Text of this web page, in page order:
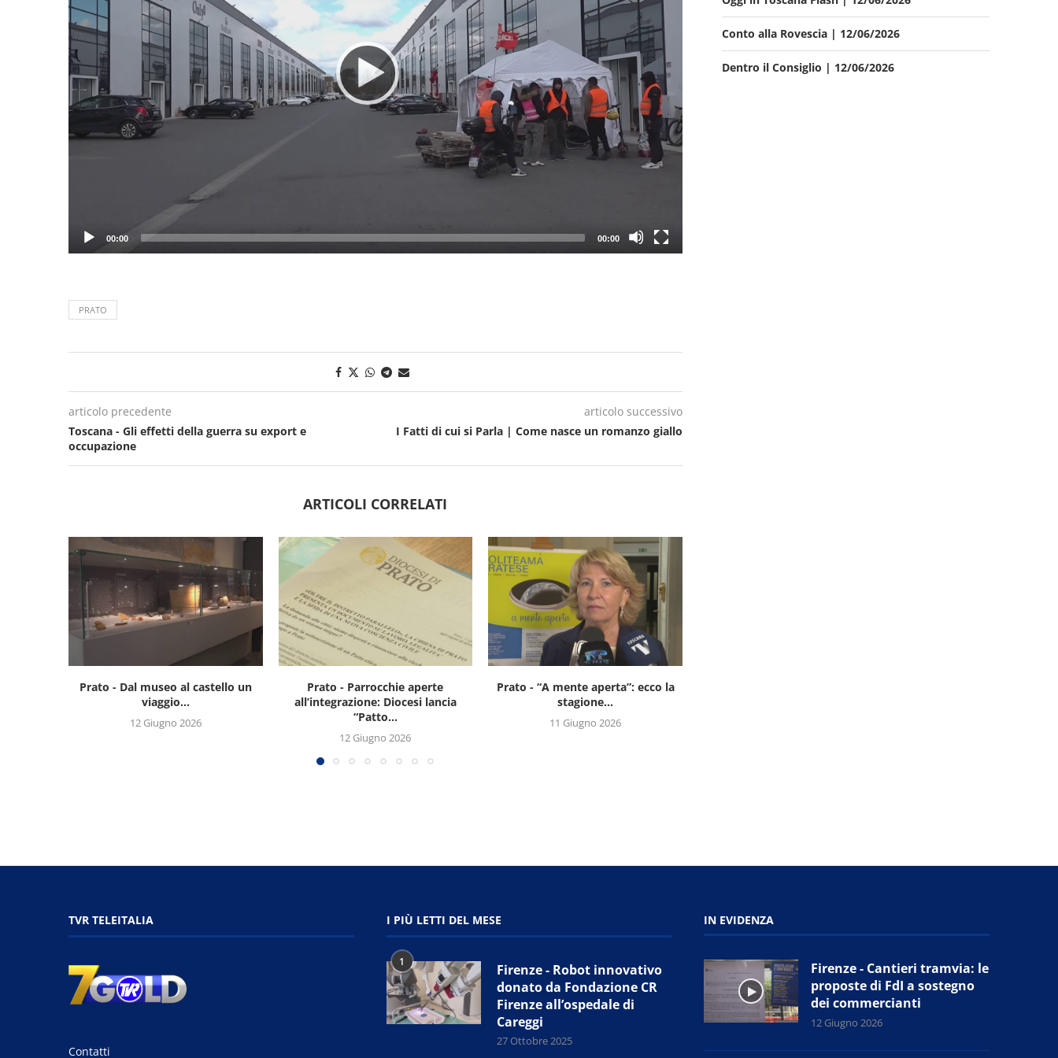
00:00 00:00
PRATO
articolo precedente
Toscana - Gli effetti della guerra su export e
occupazione
articolo successivo
I Fatti di cui si Parla | Come nasce un romanzo giallo
ARTICOLI CORRELATI
Prato - Dal museo al castello un
viaggio...
12 Giugno 2026
Prato - Parrocchie aperte
all’integrazione: Diocesi lancia
“Patto...
12 Giugno 2026
Prato - “A mente aperta”: ecco la
stagione...
11 Giugno 2026
Conto alla Rovescia | 12/06/2026
Dentro il Consiglio | 12/06/2026
TVR TELEITALIA
Contatti
I PIÙ LETTI DEL MESE
1
Firenze - Robot innovativo
donato da Fondazione CR
Firenze all’ospedale di
Careggi
27 Ottobre 2025
IN EVIDENZA
Firenze - Cantieri tramvia: le
proposte di FdI a sostegno
dei commercianti
12 Giugno 2026